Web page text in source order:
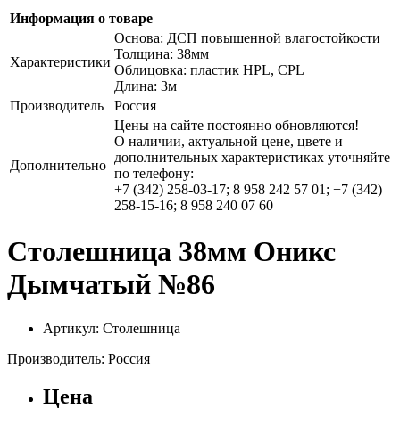
Информация о товаре
Характеристики
Основа: ДСП повышенной влагостойкости
Толщина: 38мм
Облицовка: пластик HPL, CPL
Длина: 3м
Производитель
Россия
Дополнительно
Цены на сайте постоянно обновляются!
О наличии, актуальной цене, цвете и
дополнительных характеристиках уточняйте
по телефону:
+7 (342) 258-03-17; 8 958 242 57 01; +7 (342)
258-15-16; 8 958 240 07 60
Столешница 38мм Оникс
Дымчатый №86
Артикул: Столешница
Производитель: Россия
Цена